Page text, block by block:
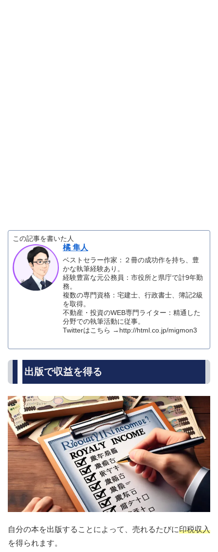
この記事を書いた人
橘 隼人
ベストセラー作家：２冊の成功作を持ち、豊
かな執筆経験あり。
経験豊富な元公務員：市役所と県庁で計9年勤
務。
複数の専門資格：宅建士、行政書士、簿記2級
を取得。
不動産・投資のWEB専門ライター：精通した
分野での執筆活動に従事。
Twitterはこちら →http://html.co.jp/migmon3
出版で収益を得る
自分の本を出版することによって、売れるたびに印税収入
を得られます。